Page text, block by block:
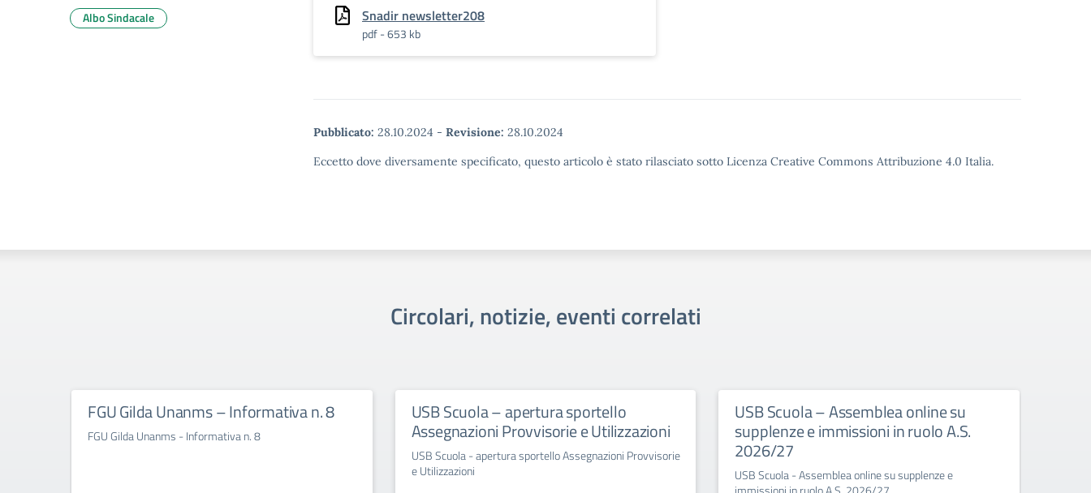
Snadir newsletter208
pdf - 653 kb
Pubblicato: 28.10.2024 - Revisione: 28.10.2024
Eccetto dove diversamente specificato, questo articolo è stato rilasciato sotto Licenza Creative Commons Attribuzione 4.0 Italia.
Albo Sindacale
Circolari, notizie, eventi correlati
FGU Gilda Unanms – Informativa n. 8
FGU Gilda Unanms - Informativa n. 8
USB Scuola – apertura sportello
Assegnazioni Provvisorie e Utilizzazioni
USB Scuola - apertura sportello Assegnazioni Provvisorie
e Utilizzazioni
USB Scuola – Assemblea online su
supplenze e immissioni in ruolo A.S.
2026/27
USB Scuola - Assemblea online su supplenze e